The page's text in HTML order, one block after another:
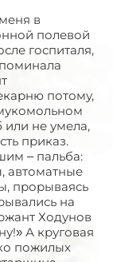
в
полевой
госпиталя,
потому,
или не умела,
приказ.
– пальба:
автоматные
прорываясь
на
Ходунов
А круговая
пожилых